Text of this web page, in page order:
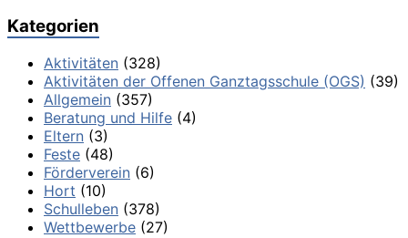
Kategorien
Aktivitäten (328)
Aktivitäten der Offenen Ganztagsschule (OGS) (39)
Allgemein (357)
Beratung und Hilfe (4)
Eltern (3)
Feste (48)
Förderverein (6)
Hort (10)
Schulleben (378)
Wettbewerbe (27)